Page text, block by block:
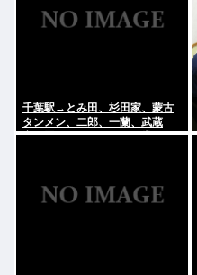
千葉駅→とみ田、杉田家、蒙古
タンメン、二郎、一蘭、武蔵
家、雷、ラーショ、一風堂etc…